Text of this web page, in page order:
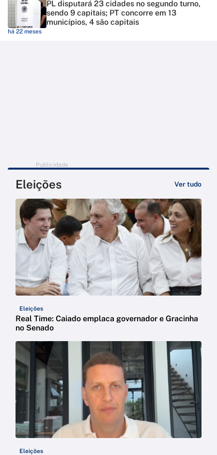
Eleições Ver tudo
Eleições
Real Time: Caiado emplaca governador e Gracinha
no Senado
Eleições
PL disputará 23 cidades no segundo turno,
sendo 9 capitais; PT concorre em 13
municípios, 4 são capitais
há 22 meses
Publicidade